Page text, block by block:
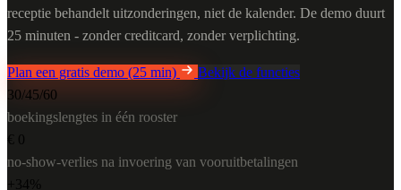
receptie behandelt uitzonderingen, niet de kalender. De demo duurt
25 minuten - zonder creditcard, zonder verplichting.
Plan een gratis demo (25 min)
Bekijk de functies
30/45/60
boekingslengtes in één rooster
€ 0
no-show-verlies na invoering van vooruitbetalingen
+34%